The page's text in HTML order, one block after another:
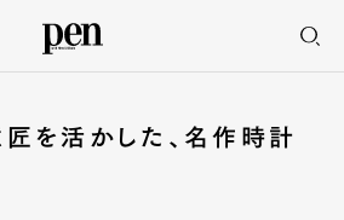
を活かした、名作時計